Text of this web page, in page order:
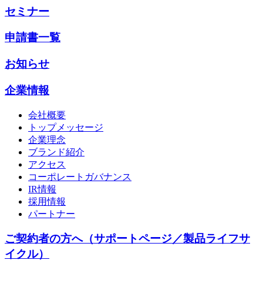
セミナー
申請書一覧
お知らせ
企業情報
会社概要
トップメッセージ
企業理念
ブランド紹介
アクセス
コーポレートガバナンス
IR情報
採用情報
パートナー
ご契約者の方へ（サポートページ／製品ライフサ
イクル）